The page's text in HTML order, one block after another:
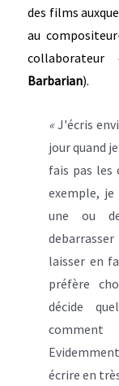
des films
au
Barbarian).
«J'écris
jour quand
fais pas les
exemple,
une ou
laisser en
préfère
décide
écrire en